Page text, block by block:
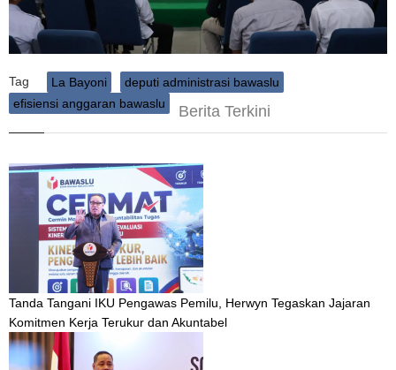
Tag La Bayoni
deputi administrasi bawaslu
efisiensi anggaran bawaslu
Berita Terkini
Tanda Tangani IKU Pengawas Pemilu, Herwyn Tegaskan Jajaran
Komitmen Kerja Terukur dan Akuntabel